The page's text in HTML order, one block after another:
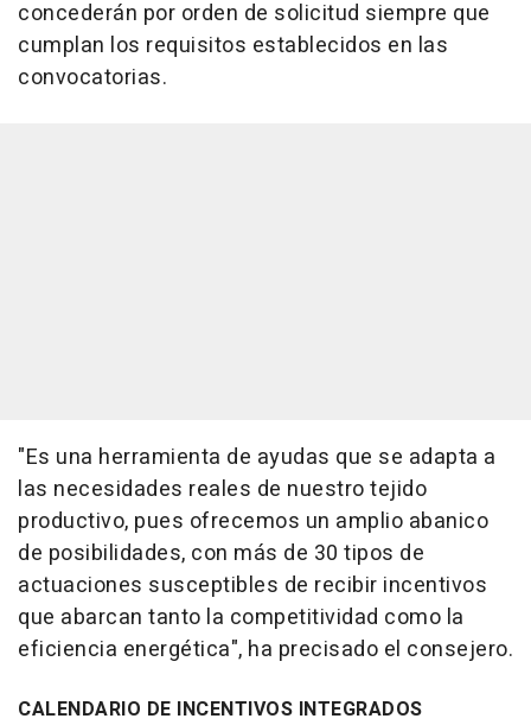
concederán por orden de solicitud siempre que
cumplan los requisitos establecidos en las
convocatorias.
"Es una herramienta de ayudas que se adapta a
las necesidades reales de nuestro tejido
productivo, pues ofrecemos un amplio abanico
de posibilidades, con más de 30 tipos de
actuaciones susceptibles de recibir incentivos
que abarcan tanto la competitividad como la
eficiencia energética", ha precisado el consejero.
CALENDARIO DE INCENTIVOS INTEGRADOS